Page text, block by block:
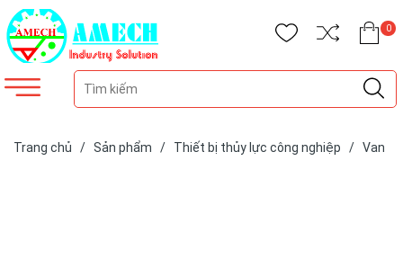
0
Trang chủ / Sản phẩm / Thiết bị thủy lực công nghiệp / Van